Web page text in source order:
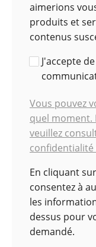
aimerions
produits et
contenus
J'accepte
Vous pouvez
quel
veuillez
confidentialité
En cliquant
consentez à
les
dessus pour
demandé.